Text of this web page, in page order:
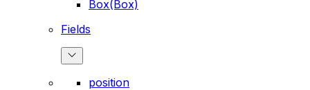
Box(Box)
Fields
position